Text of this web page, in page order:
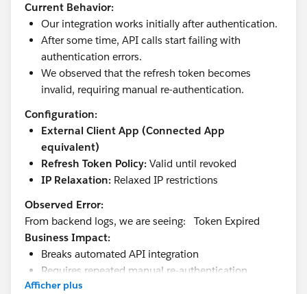
Current Behavior:
Our integration works initially after authentication.
After some time, API calls start failing with
authentication errors.
We observed that the refresh token becomes
invalid, requiring manual re-authentication.
Configuration:
External Client App (Connected App
equivalent)
Refresh Token Policy: Valid until revoked
IP Relaxation: Relaxed IP restrictions
Observed Error:
From backend logs, we are seeing: Token Expired
Business Impact:
Breaks automated API integration
Requires repeated manual re-authentication
Impacts system reliability and dependent
Afficher plus